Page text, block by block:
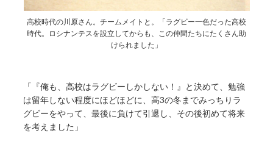
高校時代の川原さん。チームメイトと。「ラグビー一色だった高校
時代。ロシナンテスを設立してからも、この仲間たちにたくさん助
けられました」
「『俺も、高校はラグビーしかしない！』と決めて、勉強
は留年しない程度にほどほどに、高3の冬までみっちりラ
グビーをやって、最後に負けて引退し、その後初めて将来
を考えました」